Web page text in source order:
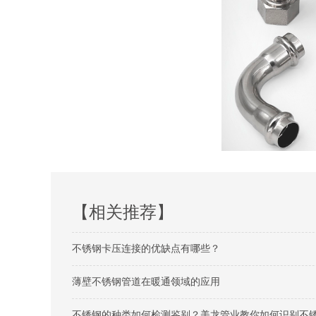
【相关推荐】
不锈钢卡压连接的优缺点有哪些？
薄壁不锈钢管道在暖通领域的应用